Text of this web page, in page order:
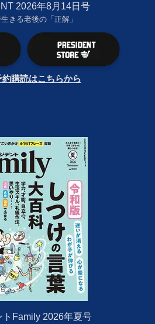
2026年8月14日号
きる老後の「正解」
購読はこちらから
トFamily 2026年夏号